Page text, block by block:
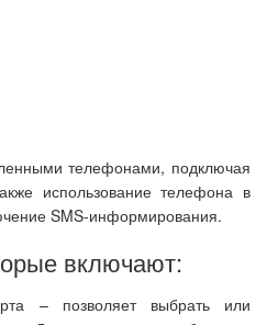
телефонами, подключая
использование телефона в
SMS-информирования.
включают:
– позволяет выбрать или